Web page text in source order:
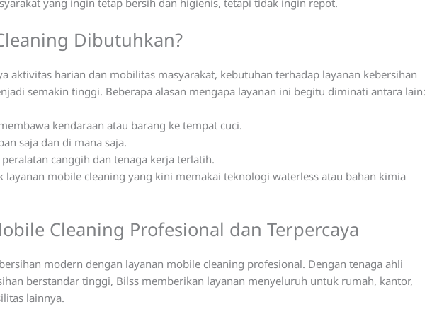
yang ingin tetap bersih dan higienis, tetapi tidak ingin repot.
Dibutuhkan?
aktivitas harian dan mobilitas masyarakat, kebutuhan terhadap layanan kebersihan
semakin tinggi. Beberapa alasan mengapa layanan ini begitu diminati antara lain:
kendaraan atau barang ke tempat cuci.
saja dan di mana saja.
canggih dan tenaga kerja terlatih.
layanan mobile cleaning yang kini memakai teknologi waterless atau bahan kimia
Cleaning Profesional dan Terpercaya
modern dengan layanan mobile cleaning profesional. Dengan tenaga ahli
berstandar tinggi, Bilss memberikan layanan menyeluruh untuk rumah, kantor,
lainnya.